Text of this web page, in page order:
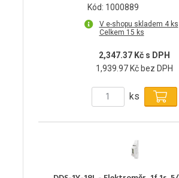
Kód: 1000889
V e-shopu skladem 4 ks
Celkem 15 ks
2,347.37 Kč s DPH
1,939.97 Kč bez DPH
ks